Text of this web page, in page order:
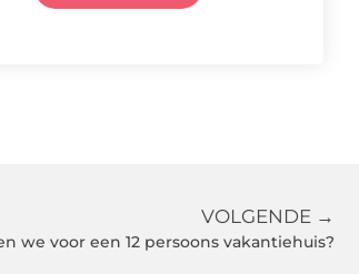
VOLGENDE →
we voor een 12 persoons vakantiehuis?